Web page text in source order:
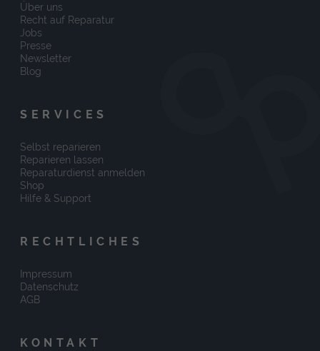
Über uns
Recht auf Reparatur
Jobs
Presse
Newsletter
Blog
SERVICES
Selbst reparieren
Reparieren lassen
Reparaturdienst anmelden
Shop
Hilfe & Support
RECHTLICHES
Impressum
Datenschutz
AGB
KONTAKT